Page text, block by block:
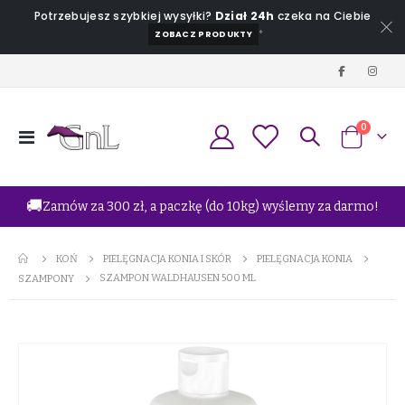
Potrzebujesz szybkiej wysyłki? Dział 24h czeka na Ciebie
ZOBACZ PRODUKTY *
Przełącznik
Koszyk
0
🚚Zamów za 300 zł, a paczkę (do 10kg) wyślemy za darmo!
KOŃ PIELĘGNACJA KONIA I SKÓR
PIELĘGNACJA KONIA
SZAMPONY
SZAMPON WALDHAUSEN 500 ML